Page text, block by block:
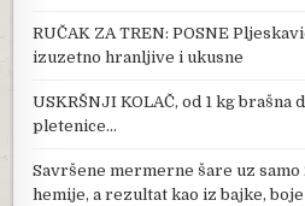
RUČAK ZA TREN: POSNE
izuzetno hranljive i ukusne
USKRŠNJI KOLAČ, od 1 kg brašna
pletenice…
Savršene mermerne šare uz
hemije, a rezultat kao iz bajke,